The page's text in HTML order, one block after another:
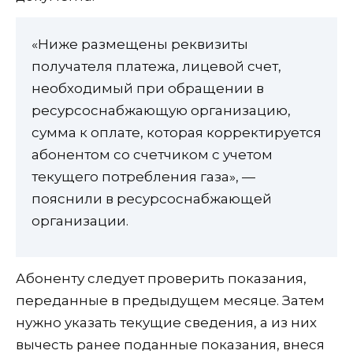
«Ниже размещены реквизиты
получателя платежа, лицевой счет,
необходимый при обращении в
ресурсоснабжающую организацию,
сумма к оплате, которая корректируется
абонентом со счетчиком с учетом
текущего потребления газа», —
пояснили в ресурсоснабжающей
организации.
Абоненту следует проверить показания,
переданные в предыдущем месяце. Затем
нужно указать текущие сведения, а из них
вычесть ранее поданные показания, внеся